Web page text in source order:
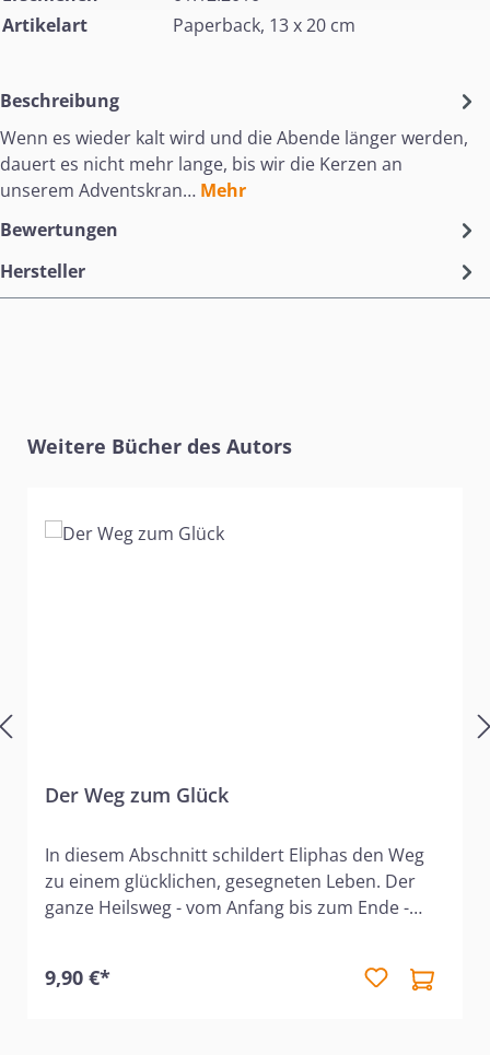
Artikelart
Paperback, 13 x 20 cm
Beschreibung
Wenn es wieder kalt wird und die Abende länger werden,
dauert es nicht mehr lange, bis wir die Kerzen an
unserem Adventskran… Mehr
Bewertungen
Hersteller
Produktgalerie überspringen
Weitere Bücher des Autors
Der Weg zum Glück
In diesem Abschnitt schildert Eliphas den Weg
zu einem glücklichen, gesegneten Leben. Der
ganze Heilsweg - vom Anfang bis zum Ende -
22! "Du wirst zu ihm flehen, und Er wird dich
9,90 €*